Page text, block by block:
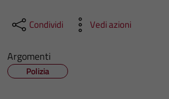
Condividi Vedi azioni
Argomenti
Polizia